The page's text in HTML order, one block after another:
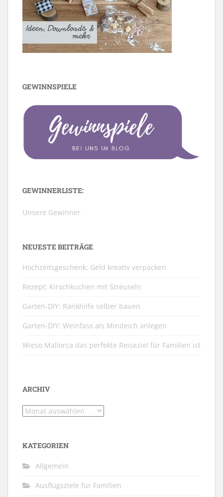
GEWINNSPIELE
GEWINNERLISTE:
Unsere Gewinner
NEUESTE BEITRÄGE
Hochzeitsgeschenk: Geld kreativ verpacken
Rezept: Kirschkuchen mit Streuseln
Garten-DIY: Rankhilfe selber bauen
Garten-DIY: Weinfass als Miniteich anlegen
Wieso Mallorca das perfekte Reiseziel für Familien ist
ARCHIV
Archiv
KATEGORIEN
Allgemein
Ausflugsziele für Familien